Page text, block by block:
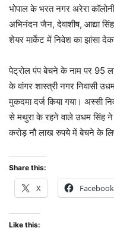
भोपाल के भरत नगर अरेरा
अभिनंदन जैन, देवाशीष, आद्या
शेयर मार्केट में निवेश का झांसा
पेट्रोल पंप बेचने के नाम पर 95
के वांगर शास्त्री नगर निवासी
मुकदमा दर्ज किया गया। अस्सी
से मथुरा के रहने वाले उधम सिंह
करोड़ नौ लाख रुपये में बेचने के
Share this:
X Facebook
Like this: